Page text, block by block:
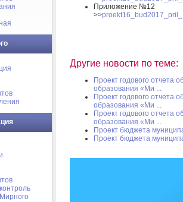
Приложение №12
>>
Другие новости по теме:
Проект годового отчета
образования «Ми ...
Проект годового отчета
образования «Ми ...
Проект годового отчета
образования «Ми ...
Проект бюджета
Проект бюджета